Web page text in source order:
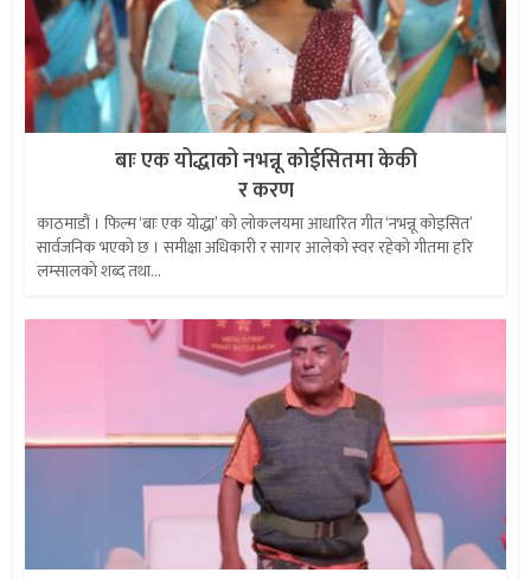
बाः एक योद्धाको नभन्नू कोईसितमा केकी
र करण
काठमाडौं । फिल्म ‘बाः एक योद्धा’ को लोकलयमा आधारित गीत ‘नभन्नू कोइसित’
सार्वजनिक भएको छ । समीक्षा अधिकारी र सागर आलेको स्वर रहेको गीतमा हरि
लम्सालको शब्द तथा...